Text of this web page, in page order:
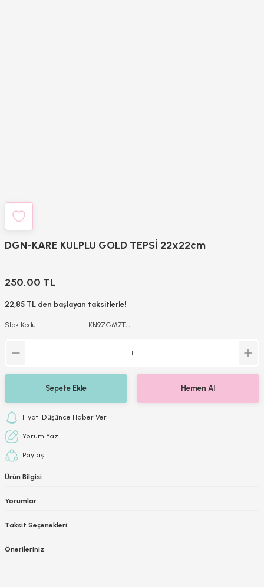
DGN-KARE KULPLU GOLD TEPSİ 22x22cm
250,00 TL
22,85 TL den başlayan taksitlerle!
Stok Kodu KN9ZGM7TJJ
Sepete Ekle Hemen Al
Fiyatı Düşünce Haber Ver
Yorum Yaz
Paylaş
Ürün Bilgisi
Yorumlar
Taksit Seçenekleri
Önerileriniz